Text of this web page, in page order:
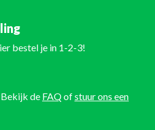
bestel je in 1-2-3!
Bekijk de FAQofstuur ons een